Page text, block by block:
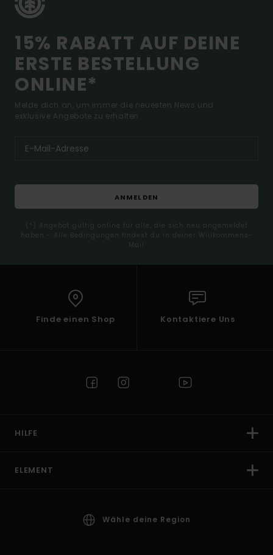
15% RABATT AUF DEINE
ERSTE BESTELLUNG
ONLINE*
Melde dich an, um immer die neuesten News und
exklusive Angebote zu erhalten.
ANMELDEN
(*) Angebot gültig online für alle, die sich neu angemeldet
haben - Alle Bedingungen findest du in deiner Willkommens-
Mail
Finde einen Shop Kontaktiere Uns
HILFE
ELEMENT
Wähle deine Region